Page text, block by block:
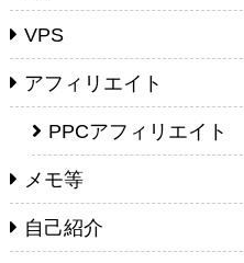
VPS
アフィリエイト
PPCアフィリエイト
メモ等
自己紹介